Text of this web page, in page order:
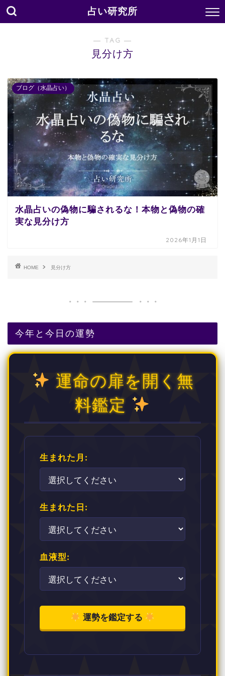
占い研究所
― TAG ―
見分け方
ブログ（水晶占い）
水晶占いの偽物に騙されるな！本物と偽物の確
実な見分け方
2026年1月1日
HOME 見分け方
今年と今日の運勢
運命の扉を開く無
料鑑定
生まれた月:
生まれた日:
血液型:
運勢を鑑定する